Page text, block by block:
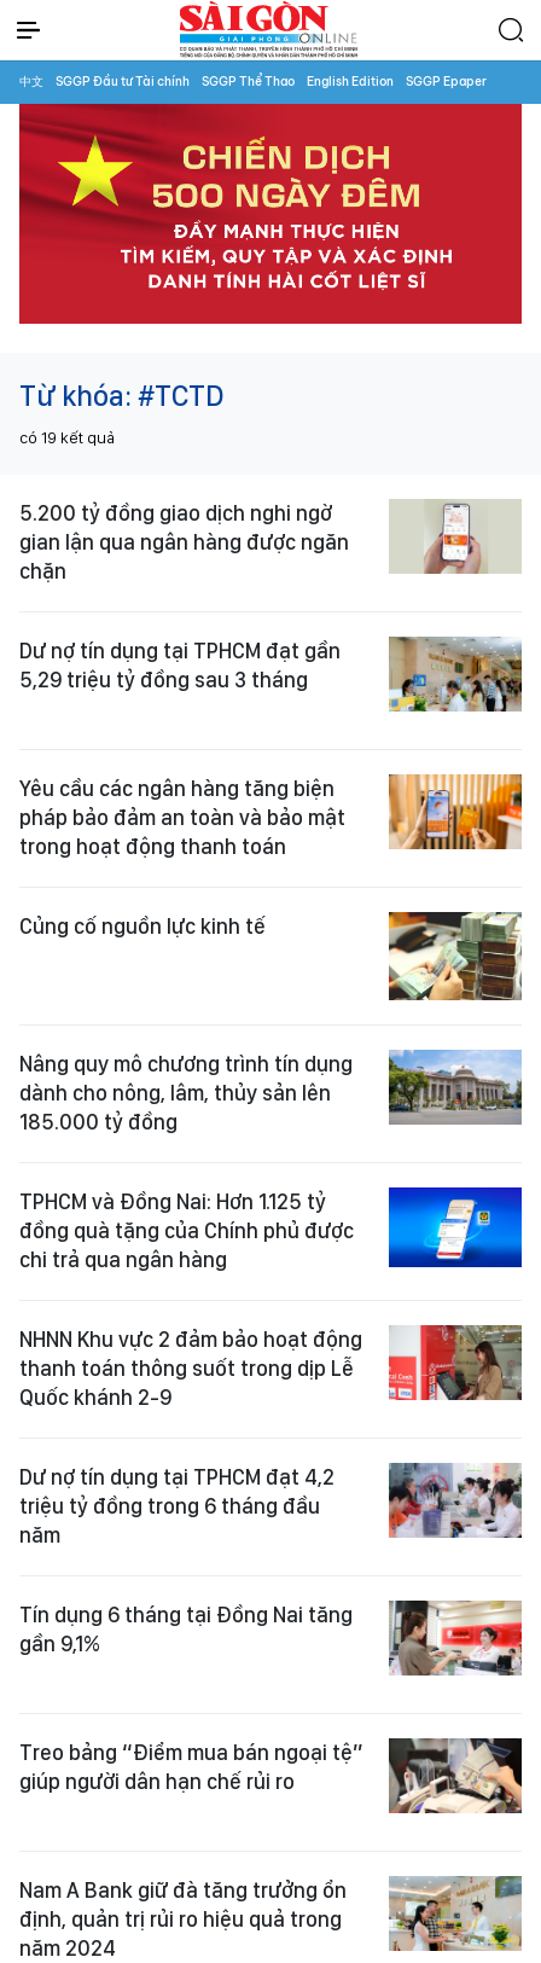
中文 SGGP Đầu tư Tài chính SGGP Thể Thao English Edition SGGP Epaper
Từ khóa: #TCTD
có 19 kết quả
5.200 tỷ đồng giao dịch nghi ngờ
gian lận qua ngân hàng được ngăn
chặn
Dư nợ tín dụng tại TPHCM đạt gần
5,29 triệu tỷ đồng sau 3 tháng
Yêu cầu các ngân hàng tăng biện
pháp bảo đảm an toàn và bảo mật
trong hoạt động thanh toán
Củng cố nguồn lực kinh tế
Nâng quy mô chương trình tín dụng
dành cho nông, lâm, thủy sản lên
185.000 tỷ đồng
TPHCM và Đồng Nai: Hơn 1.125 tỷ
đồng quà tặng của Chính phủ được
chi trả qua ngân hàng
NHNN Khu vực 2 đảm bảo hoạt động
thanh toán thông suốt trong dịp Lễ
Quốc khánh 2-9
Dư nợ tín dụng tại TPHCM đạt 4,2
triệu tỷ đồng trong 6 tháng đầu
năm
Tín dụng 6 tháng tại Đồng Nai tăng
gần 9,1%
Treo bảng “Điểm mua bán ngoại tệ”
giúp người dân hạn chế rủi ro
Nam A Bank giữ đà tăng trưởng ổn
định, quản trị rủi ro hiệu quả trong
năm 2024